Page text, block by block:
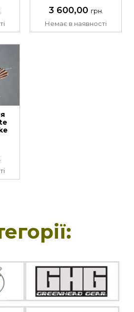
3 600,00 грн.
Немає в наявності